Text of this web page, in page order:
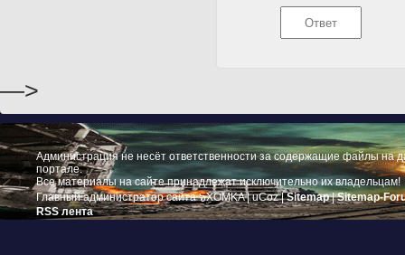
—>
Администрация не несёт ответственности за содержащие файлы на
портале.
Все материалы на сайте принадлежат исключительно их владельцам!
Главный администратор сайта ๖ۣۜXOMKA |uCoz|Sitemap|Sitemap-
RSS лента